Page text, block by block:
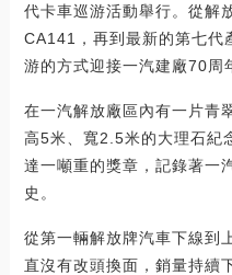
代卡車巡游活動舉行。從解
CA141，再到最新的第七代
游的方式迎接一汽建廠70周
在一汽解放廠區內有一片青
高5米、寬2.5米的大理石紀
達一噸重的獎章，記錄著一
史。
從第一輛解放牌汽車下線到
直沒有改頭換面，銷量持續